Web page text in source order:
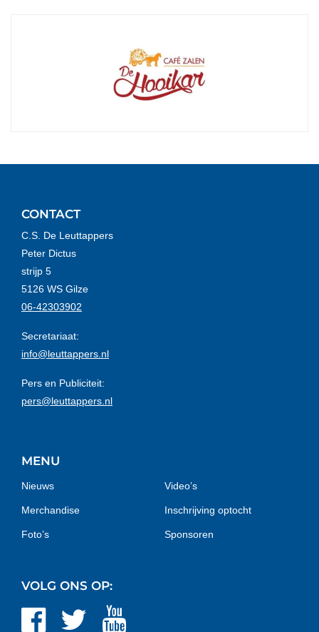
CONTACT
C.S. De Leuttappers
Peter Dictus
strijp 5
5126 WS Gilze
06-42303902
Secretariaat:
info@leuttappers.nl
Pers en Publiciteit:
pers@leuttappers.nl
MENU
Nieuws
Merchandise
Foto’s
Video’s
Inschrijving optocht
Sponsoren
VOLG ONS OP: